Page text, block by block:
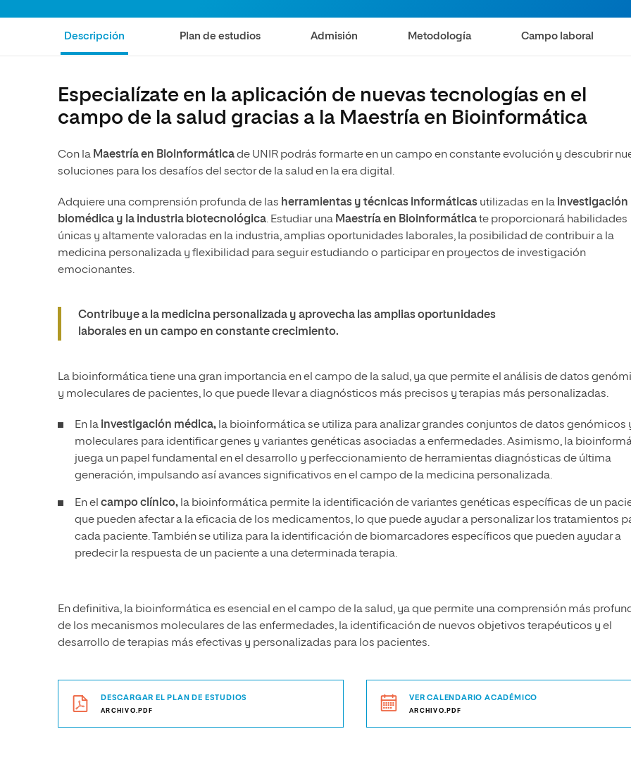
Comunicación y Mercadotecnia
Ciencias Políticas y Relaciones
Internacionales
Ciencias Criminológicas y de la
Humanidades
Artes
Ciencias Sociales
Humanidades
Música
Educación
Descripción Plan de estudios Admisión Metodología Campo laboral
Especialízate en la aplicación de nuevas tecnologías en el
campo de la salud gracias a la Maestría en Bioinformática
Con la Maestría en Bioinformáticade UNIR podrás formarte en un campo en constante evolución y descubrir
soluciones para los desafíos del sector de la salud en la era digital.
Adquiere una comprensión profunda de las herramientas y técnicas informáticas utilizadas en la investigación
biomédica y la industria biotecnológica. Estudiar una Maestría en Bioinformáticate proporcionará habilidades
únicas y altamente valoradas en la industria, amplias oportunidades laborales, la posibilidad de contribuir a la
medicina personalizada y flexibilidad para seguir estudiando o participar en proyectos de investigación
emocionantes.
Contribuye a la medicina personalizada y aprovecha las amplias oportunidades
laborales en un campo en constante crecimiento.
La bioinformática tiene una gran importancia en el campo de la salud, ya que permite el análisis de datos
y moleculares de pacientes, lo que puede llevar a diagnósticos más precisos y terapias más personalizadas.
En la investigación médica, la bioinformática se utiliza para analizar grandes conjuntos de datos genómicos
moleculares para identificar genes y variantes genéticas asociadas a enfermedades. Asimismo, la
juega un papel fundamental en el desarrollo y perfeccionamiento de herramientas diagnósticas de última
generación, impulsando así avances significativos en el campo de la medicina personalizada.
En el campo clínico, la bioinformática permite la identificación de variantes genéticas específicas de un
que pueden afectar a la eficacia de los medicamentos, lo que puede ayudar a personalizar los tratamientos
cada paciente. También se utiliza para la identificación de biomarcadores específicos que pueden ayudar a
predecir la respuesta de un paciente a una determinada terapia.
En definitiva, la bioinformática es esencial en el campo de la salud, ya que permite una comprensión más
de los mecanismos moleculares de las enfermedades, la identificación de nuevos objetivos terapéuticos y el
desarrollo de terapias más efectivas y personalizadas para los pacientes.
DESCARGAR EL PLAN DE ESTUDIOS
ARCHIVO.PDF
VER CALENDARIO ACADÉMICO
ARCHIVO.PDF